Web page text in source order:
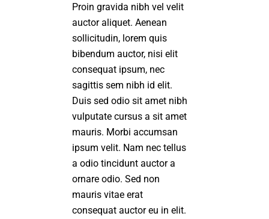
Proin gravida nibh vel velit
auctor aliquet. Aenean
sollicitudin, lorem quis
bibendum auctor, nisi elit
consequat ipsum, nec
sagittis sem nibh id elit.
Duis sed odio sit amet nibh
vulputate cursus a sit amet
mauris. Morbi accumsan
ipsum velit. Nam nec tellus
a odio tincidunt auctor a
ornare odio. Sed non
mauris vitae erat
consequat auctor eu in elit.